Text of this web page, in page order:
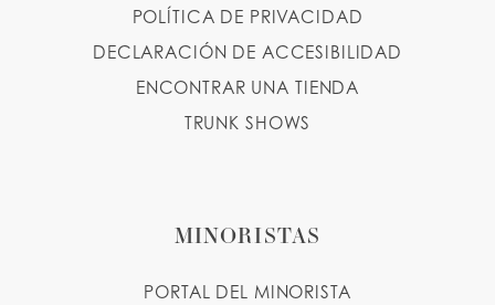
POLÍTICA DE PRIVACIDAD
DECLARACIÓN DE ACCESIBILIDAD
ENCONTRAR UNA TIENDA
TRUNK SHOWS
MINORISTAS
PORTAL DEL MINORISTA